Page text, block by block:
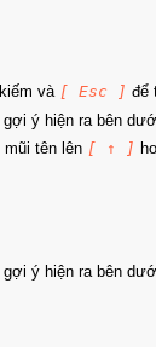
và [ Esc ] để
ý hiện ra bên
tên lên [ ↑ ]
ý hiện ra bên